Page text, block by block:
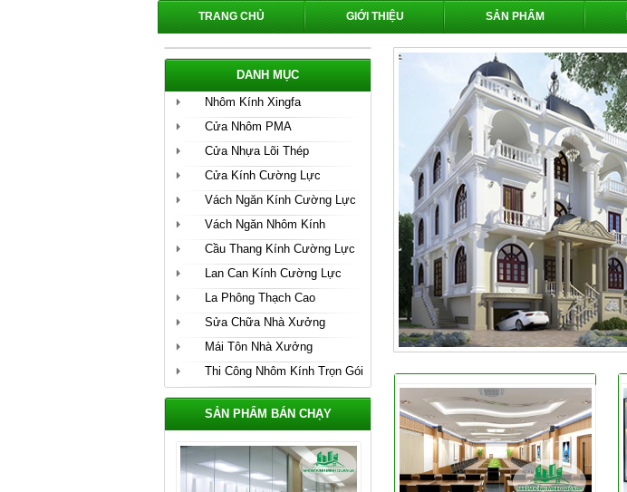
TRANG CHỦ GIỚI THIỆU SẢN PHẨM
DANH MỤC
Nhôm Kính Xingfa
Cửa Nhôm PMA
Cửa Nhựa Lõi Thép
Cửa Kính Cường Lực
Vách Ngăn Kính Cường Lực
Vách Ngăn Nhôm Kính
Cầu Thang Kính Cường Lực
Lan Can Kính Cường Lực
La Phông Thạch Cao
Sửa Chữa Nhà Xưởng
Mái Tôn Nhà Xưởng
Thi Công Nhôm Kính Trọn Gói
SẢN PHẨM BÁN CHẠY